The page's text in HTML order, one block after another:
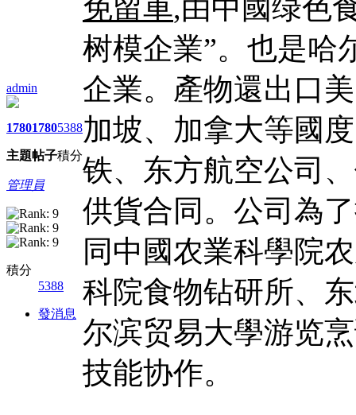
admin
1780
主題
1780
帖子
5388
積分
管理員
積分
5388
發消息
免留車,由中國绿色
树模企業”。也是哈
企業。產物還出口
加坡、加拿大等國
铁、东方航空公司
供貨合同。公司為
同中國农業科學院
科院食物钻研所、
尔滨贸易大學游览
技能协作。